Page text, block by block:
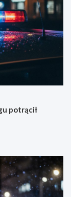
potrącił